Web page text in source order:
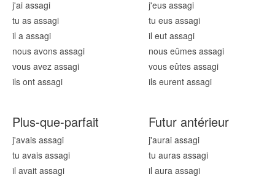
j'ai assagi
tu as assagi
il a assagi
nous avons assagi
vous avez assagi
ils ont assagi
j'eus assagi
tu eus assagi
il eut assagi
nous eûmes assagi
vous eûtes assagi
ils eurent assagi
Plus-que-parfait
j'avais assagi
tu avais assagi
il avait assagi
Futur antérieur
j'aurai assagi
tu auras assagi
il aura assagi